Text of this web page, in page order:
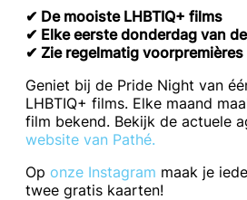
✔ De mooiste LHBTIQ+ films
✔ Elke eerste donderdag van
✔ Zie regelmatig
Geniet bij de Pride Night van
LHBTIQ+ films. Elke maand
film bekend. Bekijk de actuele
website van Pathé.
Op onze Instagram maak je
twee gratis kaarten!